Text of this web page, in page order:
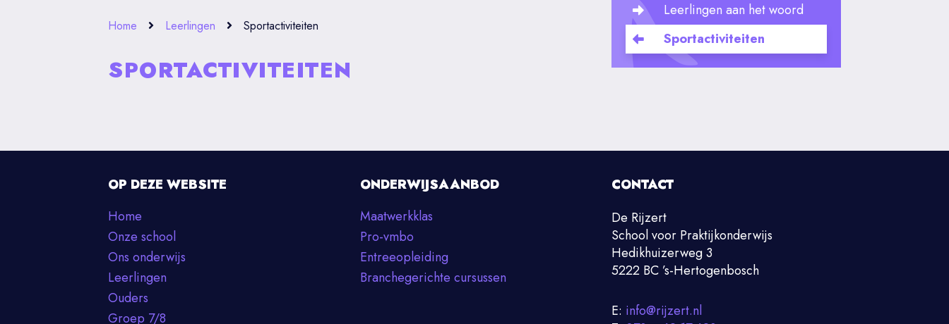
Home Leerlingen Sportactiviteiten
SPORTACTIVITEITEN
Leerlingen aan het woord
Sportactiviteiten
OP DEZE WEBSITE
Home
Onze school
Ons onderwijs
Leerlingen
Ouders
Groep 7/8
ONDERWIJSAANBOD
Maatwerkklas
Pro-vmbo
Entreeopleiding
Branchegerichte cursussen
CONTACT
De Rijzert
School voor Praktijkonderwijs
Hedikhuizerweg 3
5222 BC ’s-Hertogenbosch
E: info@rijzert.nl